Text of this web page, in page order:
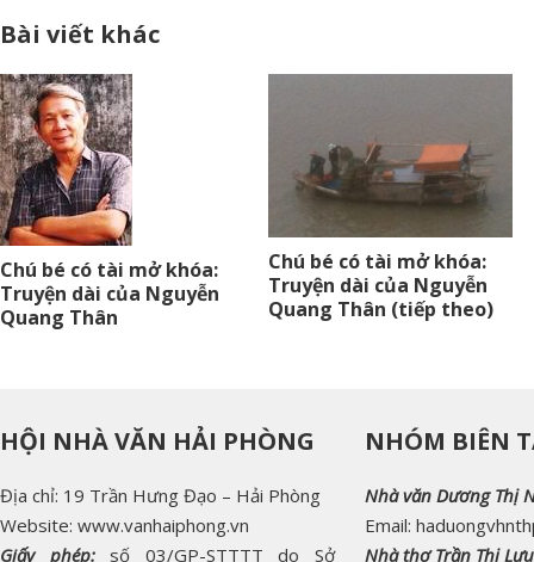
Bài viết khác
Chú bé có tài mở khóa:
Truyện dài của Nguyễn
Quang Thân
Chú bé có tài mở khóa:
Truyện dài của Nguyễn
Quang Thân (tiếp theo)
HỘI NHÀ VĂN HẢI PHÒNG
Địa chỉ: 19 Trần Hưng Đạo – Hải Phòng
Website: www.vanhaiphong.vn
Giấy phép:
số 03/GP-STTTT do Sở
NHÓM BIÊN
Nhà văn Dương Thị
Email:
Nhà thơ Trần Thị